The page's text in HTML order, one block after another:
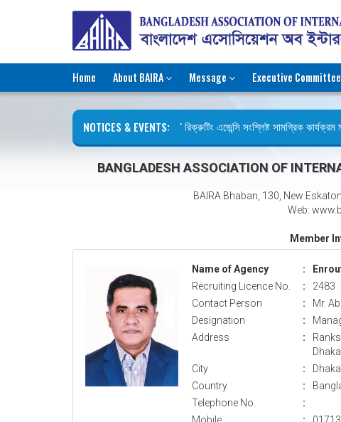
Home About BAIRA Message Executive Committee
NOTICES & EVENTS: রিক্রুটিং এজেন্সি সংশ্লিষ্ট সামগ্রিক কার্যক্রম
BANGLADESH ASSOCIATION OF
BAIRA Bhaban, 130, New
Web:
Member
Name of Agency :
Recruiting Licence No.
:
2483
Contact Person
:
Mr.
Designation
:
Address
:
City
:
Dhaka
Country
:
Telephone No.
: